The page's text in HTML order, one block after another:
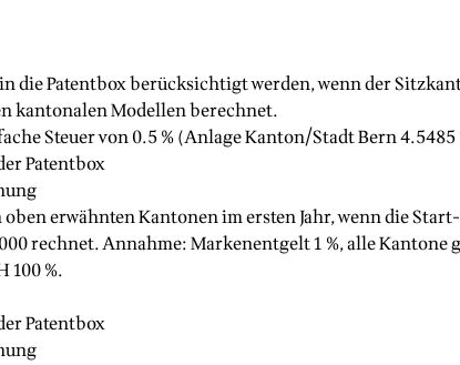
die Patentbox berücksichtigt werden, wenn der
kantonalen Modellen berechnet.
Steuer von 0.5 % (Anlage Kanton/Stadt Bern 4.5485
Patentbox
erwähnten Kantonen im ersten Jahr, wenn die
rechnet. Annahme: Markenentgelt 1 %, alle Kantone
100 %.
Patentbox